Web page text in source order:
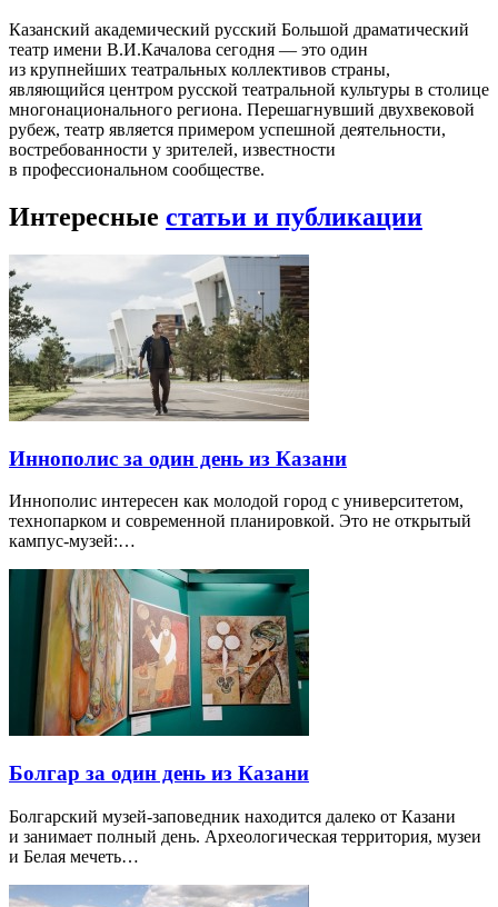
Казанский академический русский Большой драматический
театр имени В.И.Качалова сегодня — это один
из крупнейших театральных коллективов страны,
являющийся центром русской театральной культуры в столице
многонационального региона. Перешагнувший двухвековой
рубеж, театр является примером успешной деятельности,
востребованности у зрителей, известности
в профессиональном сообществе.
Интересные статьи и публикации
Иннополис за один день из Казани
Иннополис интересен как молодой город с университетом,
технопарком и современной планировкой. Это не открытый
кампус-музей:…
Болгар за один день из Казани
Болгарский музей-заповедник находится далеко от Казани
и занимает полный день. Археологическая территория, музеи
и Белая мечеть…